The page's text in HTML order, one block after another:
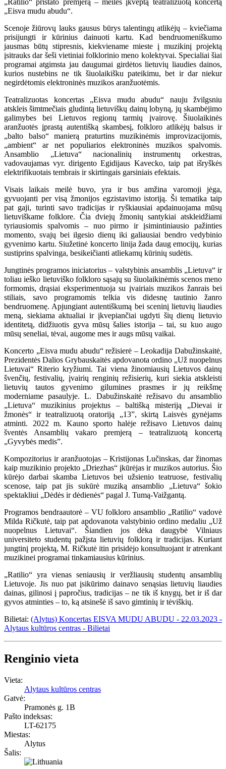
„Ratilio“ pristato premjerą – meilės įkvėptą teatralizuotą koncertą
„Eisva mudu abudu“.
Scenoje žiūrovų lauks gausus būrys talentingų atlikėjų – kviečiama
prisijungti ir kūrinius dainuoti kartu. Kad bendruomeniškumo
jausmas būtų stipresnis, kiekviename mieste į muzikinį projektą
įsitrauks dar šeši vietiniai folklorinio meno kolektyvai. Specialiai šiai
programai atgimsta jau daugumai girdėtos lietuvių liaudies dainos,
kurios nustebins ne tik šiuolaikišku pateikimu, bet ir dar niekur
negirdėtomis elektroninės muzikos aranžuotėmis.
Teatralizuotas koncertas „Eisva mudu abudu“ nauju žvilgsniu
atskleis šimtmečiais gludintą lietuviškų dainų lobyną, jų skambėjimo
galimybes bei Lietuvos regionų tarmių įvairovę. Šiuolaikinės
aranžuotės įprastą autentišką skambesį, folkloro atlikėjų balsus ir
„balto balso“ manierą praturtins muzikinėmis improvizacijomis,
„ambient“ ar net populiarios elektroninės muzikos spalvomis.
Ansamblio „Lietuva“ nacionalinių instrumentų orkestras,
vadovaujamas vyr. dirigento Egidijaus Kavecko, taip pat išryškės
elektrifikuotais tembrais ir skirtingais garsiniais efektais.
Visais laikais meilė buvo, yra ir bus amžina varomoji jėga,
gyvuojanti per visą žmonijos egzistavimo istoriją. Ši tematika taip
pat gaji, turinti savo tradicijas ir ryškiausiai apdainuojama mūsų
lietuviškame folklore. Čia dviejų žmonių santykiai atskleidžiami
tyriausiomis spalvomis – nuo pirmo ir įsimintiniausio pažinties
momento, svajų bei ilgesio dienų iki galiausiai bendro vedybinio
gyvenimo kartu. Siužetinė koncerto linija žada daug emocijų, kurias
sustiprins spalvinga, besikeičianti atliekamų kūrinių sudėtis.
Jungtinės programos iniciatorius – valstybinis ansamblis „Lietuva“ ir
toliau ieško lietuviško folkloro sąsajų su šiuolaikinėmis scenos meno
formomis, drąsiai eksperimentuoja su įvairiais muzikos žanrais bei
stiliais, savo programomis telkia vis didesnę tautinio žanro
bendruomenę. Apjungiant autentiškumą bei sceninį lietuvių liaudies
meną, siekiama aktualiai ir įkvepiančiai ugdyti šių dienų lietuvio
identitetą, didžiuotis gyva mūsų šalies istorija – tai, su kuo augo
mūsų seneliai, tėvai, augome mes ir augs mūsų vaikai.
Koncerto „Eisva mudu abudu“ režisierė – Leokadija Dabužinskaitė,
Prezidentės Dalios Grybauskaitės apdovanota ordino „Už nuopelnus
Lietuvai“ Riterio kryžiumi. Tai viena žinomiausių Lietuvos dainų
švenčių, festivalių, įvairių renginių režisierių, kuri siekia atskleisti
lietuvių tautos gyvenimo gilumines prasmes ir jų reikšmę
moderniame pasaulyje. L. Dabužinskaitė režisavo du ansamblio
„Lietuva“ muzikinius projektus – baltišką misteriją „Dievai ir
žmonės“ ir teatralizuotą oratoriją „13”, skirtą Laisvės gynėjams
atminti. 2022 m. Kauno sporto halėje režisavo Lietuvos dainų
šventės Ansamblių vakaro premjerą – teatralizuotą koncertą
„Gyvybės medis”.
Kompozitorius ir aranžuotojas – Kristijonas Lučinskas, dar žinomas
kaip muzikinio projekto „Driezhas“ įkūrėjas ir muzikos autorius. Šio
kūrėjo darbai skamba Lietuvos bei užsienio teatruose, festivalių
scenose, taip pat jis sukūrė muziką ansamblio „Lietuva“ šokio
spektakliui „Dėdės ir dėdienės“ pagal J. Tumą-Vaižgantą.
Programos bendraautorė – VU folkloro ansamblio „Ratilio“ vadovė
Milda Ričkutė, taip pat apdovanota valstybinio ordino medaliu „Už
nuopelnus Lietuvai“. Šiandien jos dėka daugybė Vilniaus
universiteto studentų pažįsta lietuvių folklorą ir tradicijas. Kuriant
jungtinį projektą, M. Ričkutė itin prisidėjo konsultuojant ir atrenkant
muzikinei programai tinkamiausius kūrinius.
„Ratilio“ yra vienas seniausių ir veržliausių studentų ansamblių
Lietuvoje. Jis nuo pat įsikūrimo dainavo senąsias lietuvių liaudies
dainas, gilinosi į papročius, tradicijas – ne tik iš knygų, bet ir iš dar
gyvos atminties – to, ką atsinešė iš savo gimtinių ir tėviškių.
Bilietai: (Alytus) Koncertas EISVA MUDU ABUDU - 22.03.2023 -
Alytaus kultūros centras - Bilietai
Renginio vieta
Vieta:
Alytaus kultūros centras
Gatvė:
Pramonės g. 1B
Pašto indeksas:
LT-62175
Miestas:
Alytus
Šalis: